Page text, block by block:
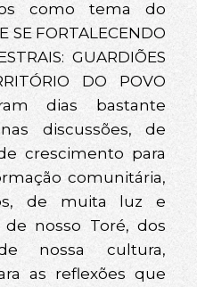
como tema do
SE FORTALECENDO
GUARDIÕES
DO POVO
dias bastante
discussões, de
crescimento para
comunitária,
de muita luz e
de nosso Toré, dos
nossa cultura,
as reflexões que